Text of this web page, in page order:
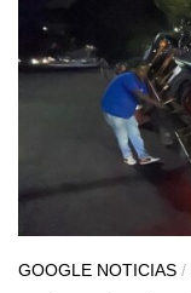
GOOGLE NOTICIAS /